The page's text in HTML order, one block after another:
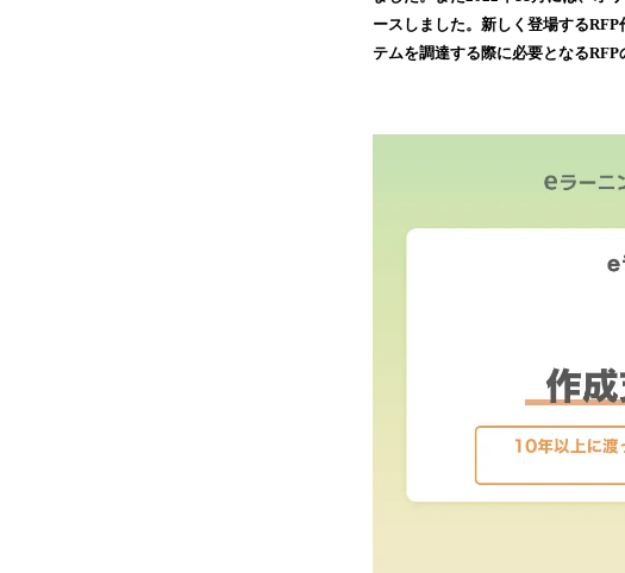
ースしました。新しく登場する
テムを調達する際に必要となるRFP